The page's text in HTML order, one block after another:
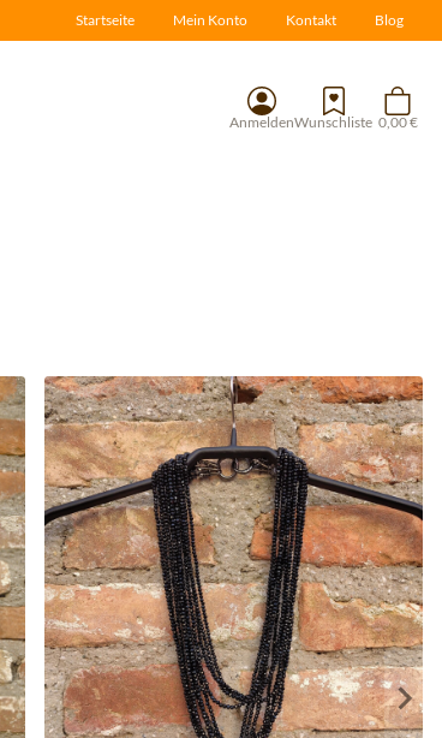
Startseite Mein Konto Kontakt Blog
AnmeldenWunschliste 0,00 €